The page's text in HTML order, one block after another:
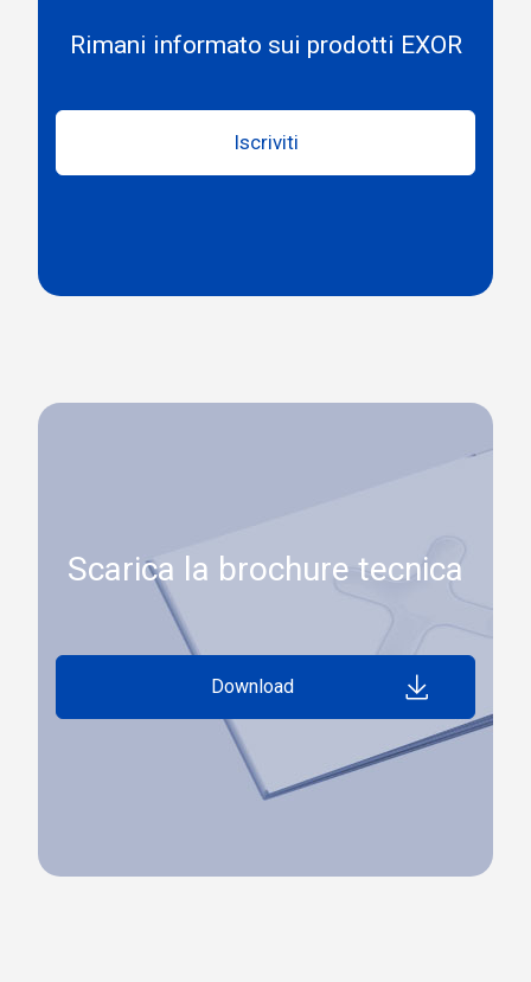
Rimani informato sui prodotti EXOR
Iscriviti
Scarica la brochure tecnica
Download